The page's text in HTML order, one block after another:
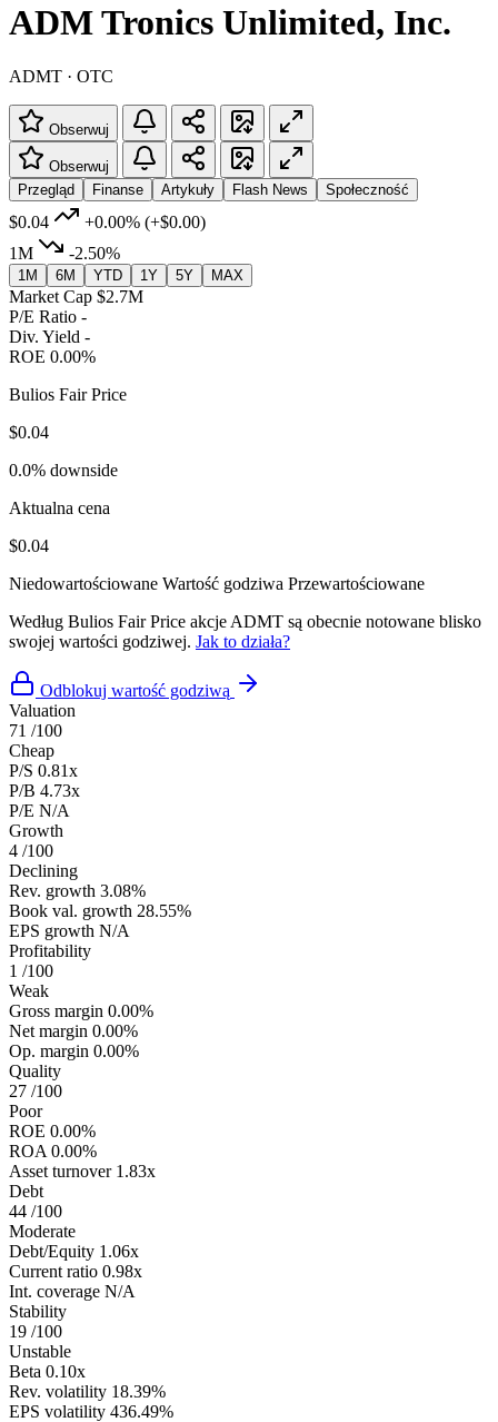
ADM Tronics Unlimited, Inc.
ADMT · OTC
Obserwuj
Obserwuj
Przegląd
Finanse Artykuły Flash News Społeczność
$0.04 +0.00% (+$0.00)
1M
-2.50%
1M 6M YTD 1Y 5Y MAX
Market Cap $2.7M
P/E Ratio -
Div. Yield -
ROE 0.00%
Bulios Fair Price
$0.04
0.0% downside
Aktualna cena
$0.04
Niedowartościowane Wartość godziwa Przewartościowane
Według Bulios Fair Price akcje ADMT są obecnie notowane blisko
swojej wartości godziwej. Jak to działa?
Odblokuj wartość godziwą
Valuation
71 /100
Cheap
P/S 0.81x
P/B 4.73x
P/E N/A
Growth
4 /100
Declining
Rev. growth 3.08%
Book val. growth 28.55%
EPS growth N/A
Profitability
1 /100
Weak
Gross margin 0.00%
Net margin 0.00%
Op. margin 0.00%
Quality
27 /100
Poor
ROE 0.00%
ROA 0.00%
Asset turnover 1.83x
Debt
44 /100
Moderate
Debt/Equity 1.06x
Current ratio 0.98x
Int. coverage N/A
Stability
19 /100
Unstable
Beta 0.10x
Rev. volatility 18.39%
EPS volatility 436.49%